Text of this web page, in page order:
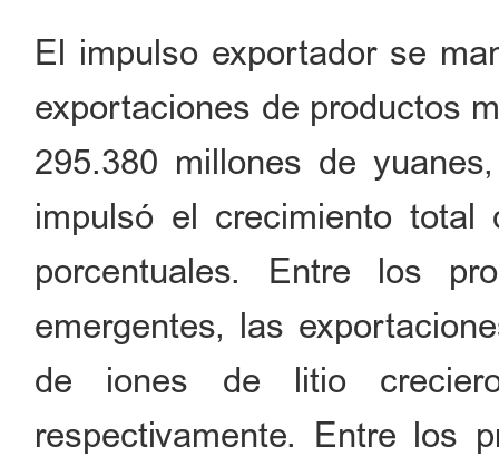
El impulso exportador se
exportaciones de productos
295.380 millones de
impulsó el crecimiento
porcentuales. Entre los
emergentes, las
de iones de litio
respectivamente. Entre los